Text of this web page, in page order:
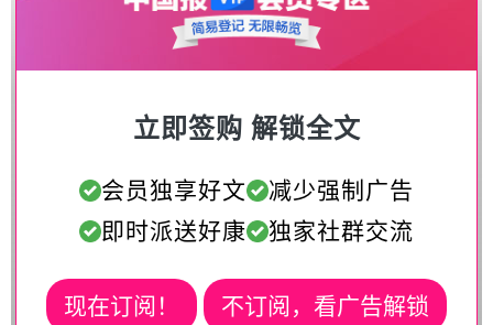
立即签购 解锁全文
会员独享好文
减少强制广告
即时派送好康
独家社群交流
现在订阅！ 不订阅，看广告解锁